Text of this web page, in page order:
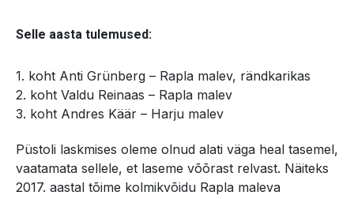
Selle aasta tulemused:
1. koht Anti Grünberg – Rapla malev, rändkarikas
2. koht Valdu Reinaas – Rapla malev
3. koht Andres Käär – Harju malev
Püstoli laskmises oleme olnud alati väga heal tasemel,
vaatamata sellele, et laseme võõrast relvast. Näiteks
2017. aastal tõime kolmikvõidu Rapla maleva